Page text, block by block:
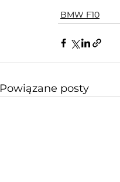
BMW F10
Powiązane posty